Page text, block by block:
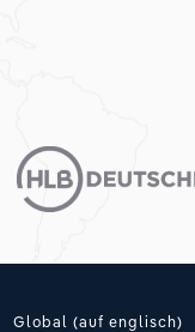
Global (auf englisch)